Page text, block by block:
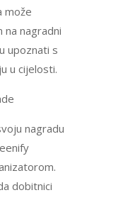
može
na nagradni
upoznati s
u cijelosti.
nagradu
dobitnici